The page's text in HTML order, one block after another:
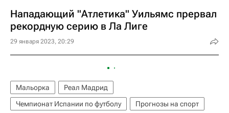
Нападающий "Атлетика" Уильямс прервал
рекордную серию в Ла Лиге
29 января 2023, 20:29
Мальорка
Реал Мадрид
Чемпионат Испании по футболу
Прогнозы на спорт